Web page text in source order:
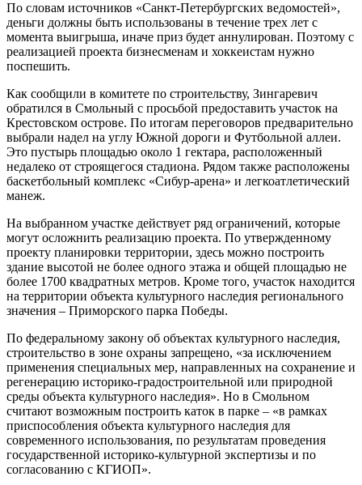
По словам источников «Санкт-Петербургских ведомостей»,
деньги должны быть использованы в течение трех лет с
момента выигрыша, иначе приз будет аннулирован. Поэтому с
реализацией проекта бизнесменам и хоккеистам нужно
поспешить.
Как сообщили в комитете по строительству, Зингаревич
обратился в Смольный с просьбой предоставить участок на
Крестовском острове. По итогам переговоров предварительно
выбрали надел на углу Южной дороги и Футбольной аллеи.
Это пустырь площадью около 1 гектара, расположенный
недалеко от строящегося стадиона. Рядом также расположены
баскетбольный комплекс «Сибур-арена» и легкоатлетический
манеж.
На выбранном участке действует ряд ограничений, которые
могут осложнить реализацию проекта. По утвержденному
проекту планировки территории, здесь можно построить
здание высотой не более одного этажа и общей площадью не
более 1700 квадратных метров. Кроме того, участок находится
на территории объекта культурного наследия регионального
значения – Приморского парка Победы.
По федеральному закону об объектах культурного наследия,
строительство в зоне охраны запрещено, «за исключением
применения специальных мер, направленных на сохранение и
регенерацию историко-градостроительной или природной
среды объекта культурного наследия». Но в Смольном
считают возможным построить каток в парке – «в рамках
приспособления объекта культурного наследия для
современного использования, по результатам проведения
государственной историко-культурной экспертизы и по
согласованию с КГИОП».